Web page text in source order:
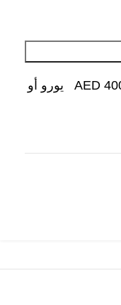
توصيل مجاني عند الشراء بقيمة AED 400 يورو أو